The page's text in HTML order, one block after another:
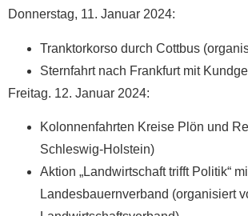
Donnerstag, 11. Januar 2024:
Tranktorkorso durch Cottbus
Sternfahrt nach Frankfurt mit
Freitag. 12. Januar 2024:
Kolonnenfahrten Kreise Plön und
Schleswig-Holstein)
Aktion „Landwirtschaft trifft Politik“
Landesbauernverband (organisiert